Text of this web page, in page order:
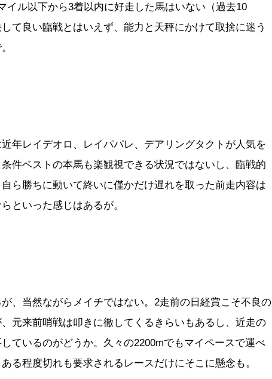
イル以下から3着以内に好走した馬はいない（過去10
て良い臨戦とはいえず、能力と天秤にかけて取捨に迷う
年レイデオロ、レイパパレ、デアリングタクトが人気を
件ベストの本馬も楽観視できる状況ではないし、臨戦的
ら勝ちに動いて終いに僅かだけ遅れを取った前走内容は
といった感じはあるが。
、当然ながらメイチではない。2走前の日経賞こそ不良の
元来前哨戦は叩きに徹してくるきらいもあるし、近走の
ているのがどうか。久々の2200mでもマイペースで運べ
る程度切れも要求されるレースだけにそこに懸念も。